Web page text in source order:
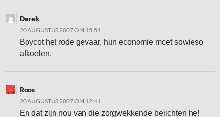
Derek
20 AUGUSTUS 2007 OM 15:54
Boycot het rode gevaar, hun economie moet sowieso
afkoelen.
Roos
20 AUGUSTUS 2007 OM 12:41
En dat zijn nou van die zorgwekkende berichten he!